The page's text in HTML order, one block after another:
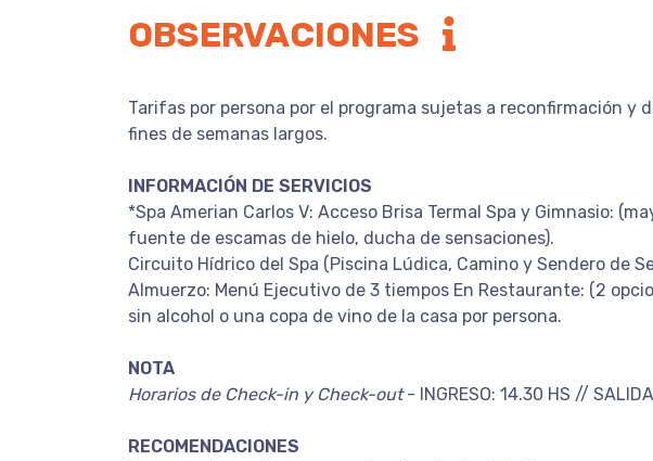
OBSERVACIONES
Tarifas por persona por el programa sujetas a reconfirmación
fines de semanas largos.
INFORMACIÓN DE SERVICIOS
*Spa Amerian Carlos V: Acceso Brisa Termal Spa y Gimnasio:
fuente de escamas de hielo, ducha de sensaciones).
Circuito Hídrico del Spa (Piscina Lúdica, Camino y Sendero de
Almuerzo: Menú Ejecutivo de 3 tiempos En Restaurante: (2
sin alcohol o una copa de vino de la casa por persona.
NOTA
Horarios de Check-in y Check-out- INGRESO: 14.30 HS //
RECOMENDACIONES